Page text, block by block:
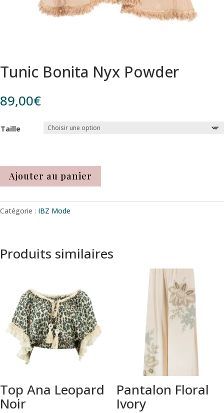
Tunic Bonita Nyx Powder
89,00€
Taille
Ajouter au panier
Catégorie : IBZ Mode
Produits similaires
Top Ana Leopard
Noir
Pantalon Floral
Ivory